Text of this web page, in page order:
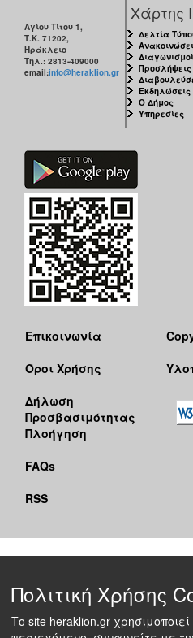
Αγίου Τίτου 1,
Τ.Κ. 71202,
Ηράκλειο
Τηλ.: 2813-409000
email:info@heraklion.gr
Χάρτης
Δελτία
Διαγωνισμοί
Προσλήψεις
Εκδηλώσεις
Ο Δήμος
Υπηρεσίες
Επικοινωνία
Όροι Χρήσης
Δήλωση
Προσβασιμότητας
Πλοήγηση
FAQs
RSS
Πολιτική Χρήσης
Το site heraklion.gr